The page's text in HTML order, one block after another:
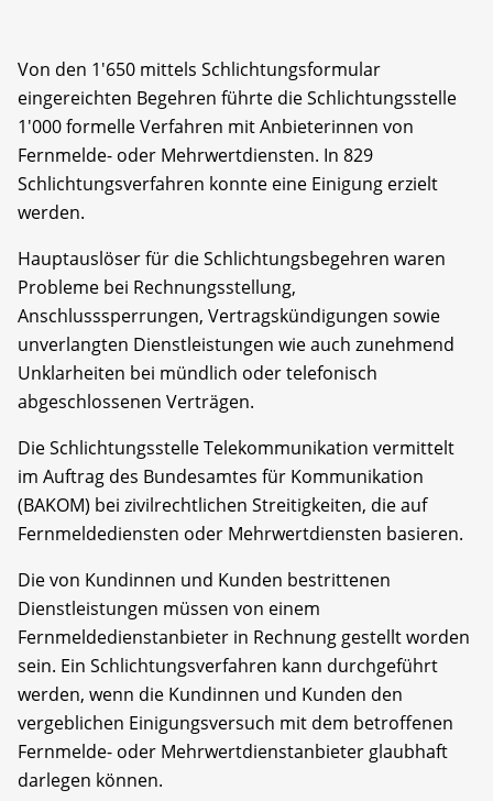
Von den 1'650 mittels Schlichtungsformular
eingereichten Begehren führte die Schlichtungsstelle
1'000 formelle Verfahren mit Anbieterinnen von
Fernmelde- oder Mehrwertdiensten. In 829
Schlichtungsverfahren konnte eine Einigung erzielt
werden.
Hauptauslöser für die Schlichtungsbegehren waren
Probleme bei Rechnungsstellung,
Anschlusssperrungen, Vertragskündigungen sowie
unverlangten Dienstleistungen wie auch zunehmend
Unklarheiten bei mündlich oder telefonisch
abgeschlossenen Verträgen.
Die Schlichtungsstelle Telekommunikation vermittelt
im Auftrag des Bundesamtes für Kommunikation
(BAKOM) bei zivilrechtlichen Streitigkeiten, die auf
Fernmeldediensten oder Mehrwertdiensten basieren.
Die von Kundinnen und Kunden bestrittenen
Dienstleistungen müssen von einem
Fernmeldedienstanbieter in Rechnung gestellt worden
sein. Ein Schlichtungsverfahren kann durchgeführt
werden, wenn die Kundinnen und Kunden den
vergeblichen Einigungsversuch mit dem betroffenen
Fernmelde- oder Mehrwertdienstanbieter glaubhaft
darlegen können.